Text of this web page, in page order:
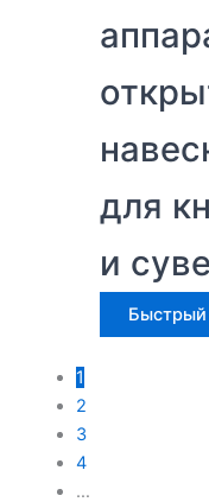
для
и
Быстрый
1
2
3
4
…